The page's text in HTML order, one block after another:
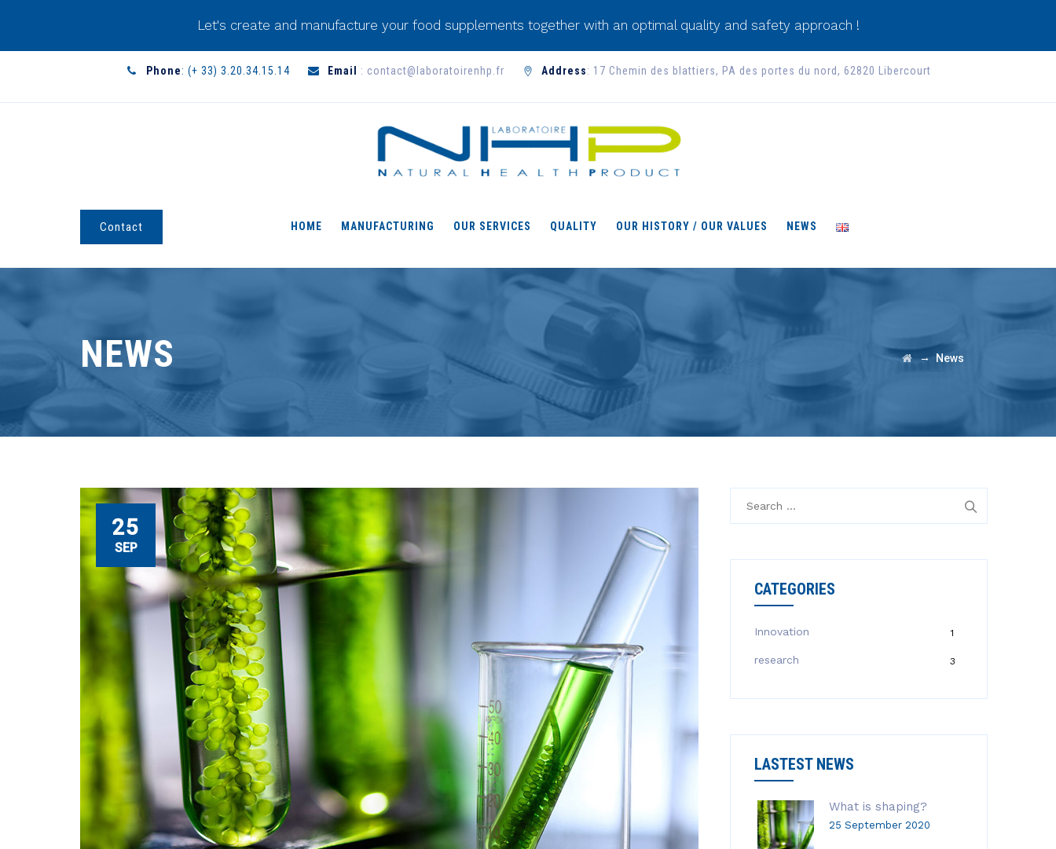
Let's create and manufacture your food supplements together with an optimal quality and safety approach !
Phone: (+ 33) 3.20.34.15.14 Email : contact@laboratoirenhp.fr Address: 17 Chemin des blattiers, PA des portes du nord, 62820 Libercourt
Contact HOME MANUFACTURING OUR SERVICES QUALITY OUR HISTORY / OUR VALUES NEWS
NEWS → News
25
SEP
CATEGORIES
Innovation 1
research 3
LASTEST NEWS
What is shaping?
25 September 2020